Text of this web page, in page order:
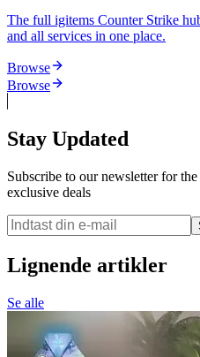
The full igitems Counter Strike
and all services in one place.
Browse
Browse
Stay Updated
Subscribe to our newsletter for
exclusive deals
Lignende artikler
Se alle